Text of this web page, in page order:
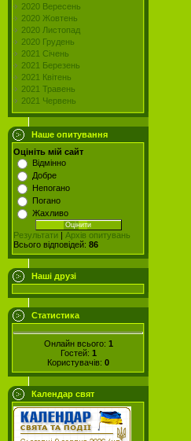
2020 Вересень
2020 Жовтень
2020 Листопад
2020 Грудень
2021 Січень
2021 Березень
2021 Квітень
2021 Травень
2021 Червень
Наше опитування
Оцініть мій сайт
Відмінно
Добре
Непогано
Погано
Жахливо
Результати | Архів опитувань
Всього відповідей: 86
Наші друзі
Статистика
Онлайн всього: 1
Гостей: 1
Користувачів: 0
Календар свят